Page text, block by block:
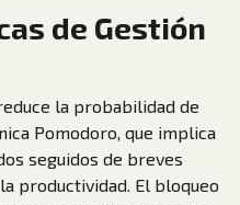
de Gestión
la probabilidad de
Pomodoro, que implica
seguidos de breves
productividad. El bloqueo